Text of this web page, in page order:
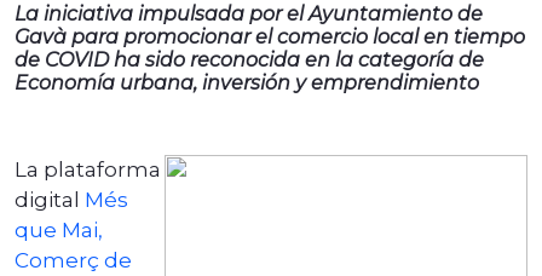
La iniciativa impulsada por el Ayuntamiento de
Gavà para promocionar el comercio local en tiempo
de COVID ha sido reconocida en la categoría de
Economía urbana, inversión y emprendimiento
La plataforma
digital Més
que Mai,
Comerç de